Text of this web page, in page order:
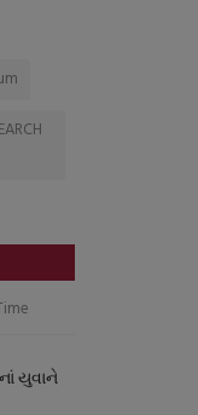
યુવાને